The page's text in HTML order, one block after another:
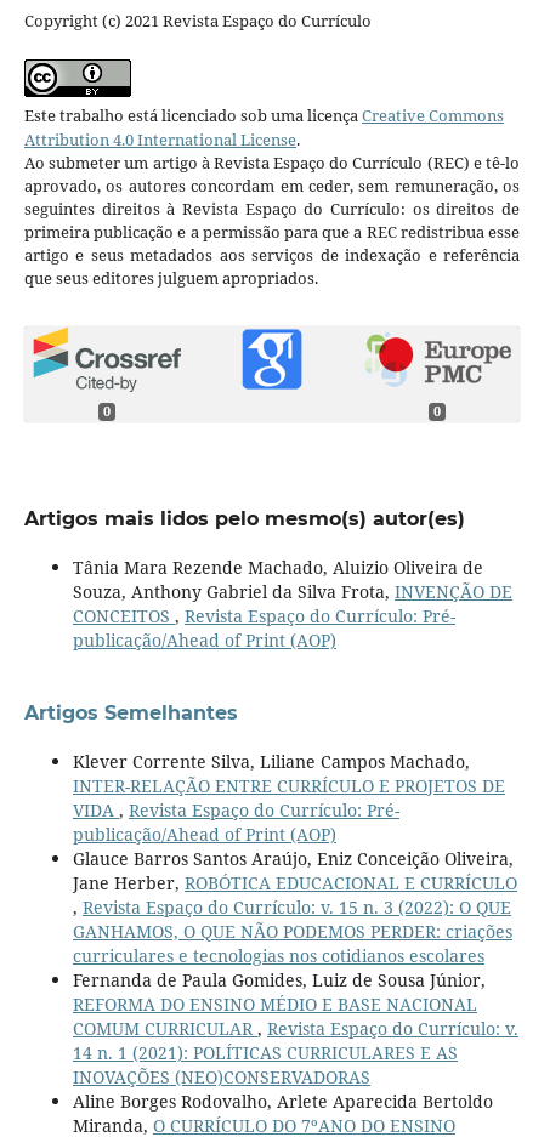
Copyright (c) 2021 Revista Espaço do Currículo
Este trabalho está licenciado sob uma licençaCreative Commons
Attribution 4.0 International License.
Ao submeter um artigo à Revista Espaço do Currículo (REC) e tê-lo
aprovado, os autores concordam em ceder, sem remuneração, os
seguintes direitos à Revista Espaço do Currículo: os direitos de
primeira publicação e a permissão para que a REC redistribua esse
artigo e seus metadados aos serviços de indexação e referência
que seus editores julguem apropriados.
0 0
Artigos mais lidos pelo mesmo(s) autor(es)
Tânia Mara Rezende Machado, Aluizio Oliveira de
Souza, Anthony Gabriel da Silva Frota, INVENÇÃO DE
CONCEITOS , Revista Espaço do Currículo: Pré-
publicação/Ahead of Print (AOP)
Artigos Semelhantes
Klever Corrente Silva, Liliane Campos Machado,
INTER-RELAÇÃO ENTRE CURRÍCULO E PROJETOS DE
VIDA , Revista Espaço do Currículo: Pré-
publicação/Ahead of Print (AOP)
Glauce Barros Santos Araújo, Eniz Conceição Oliveira,
Jane Herber, ROBÓTICA EDUCACIONAL E CURRÍCULO
, Revista Espaço do Currículo: v. 15 n. 3 (2022): O QUE
GANHAMOS, O QUE NÃO PODEMOS PERDER: criações
curriculares e tecnologias nos cotidianos escolares
Fernanda de Paula Gomides, Luiz de Sousa Júnior,
REFORMA DO ENSINO MÉDIO E BASE NACIONAL
COMUM CURRICULAR, Revista Espaço do Currículo: v.
14 n. 1 (2021): POLÍTICAS CURRICULARES E AS
INOVAÇÕES (NEO)CONSERVADORAS
Aline Borges Rodovalho, Arlete Aparecida Bertoldo
Miranda, O CURRÍCULO DO 7ºANO DO ENSINO